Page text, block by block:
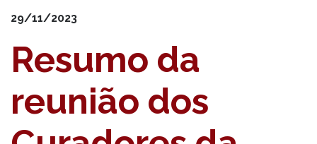
29/11/2023
Resumo da
reunião dos